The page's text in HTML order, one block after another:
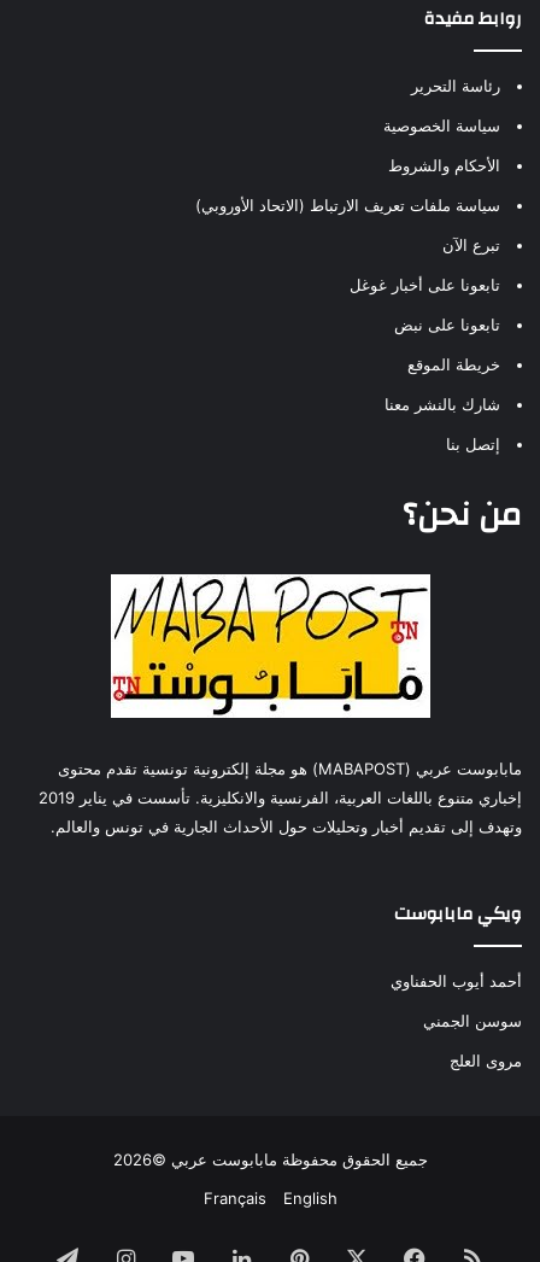
روابط مفيدة
رئاسة التحرير
سياسة الخصوصية
الأحكام والشروط
سياسة ملفات تعريف الارتباط (الاتحاد الأوروبي)
تبرع الآن
تابعونا على أخبار غوغل
تابعونا على نبض
خريطة الموقع
شارك بالنشر معنا
إتصل بنا
من نحن؟
مابابوست عربي (MABAPOST) هو مجلة إلكترونية تونسية تقدم محتوى
إخباري متنوع باللغات العربية، الفرنسية والانكليزية. تأسست في يناير 2019
وتهدف إلى تقديم أخبار وتحليلات حول الأحداث الجارية في تونس والعالم.
ويكي مابابوست
أحمد أيوب الحفناوي
سوسن الجمني
مروى العلج
جميع الحقوق محفوظة مابابوست عربي ©2026
English
Français